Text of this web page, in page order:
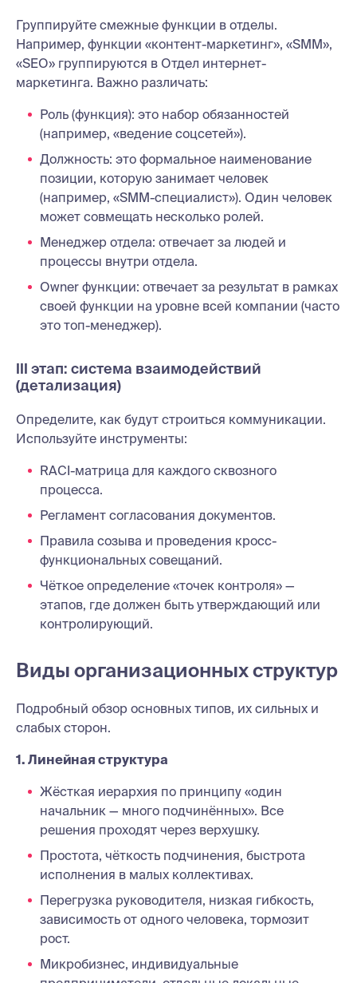
Группируйте смежные функции в отделы.
Например, функции «контент-маркетинг», «SMM»,
«SEO» группируются в Отдел интернет-
маркетинга. Важно различать:
Роль (функция): это набор обязанностей
(например, «ведение соцсетей»).
Должность: это формальное наименование
позиции, которую занимает человек
(например, «SMM-специалист»). Один человек
может совмещать несколько ролей.
Менеджер отдела: отвечает за людей и
процессы внутри отдела.
Owner функции: отвечает за результат в рамках
своей функции на уровне всей компании (часто
это топ-менеджер).
III этап: система взаимодействий
(детализация)
Определите, как будут строиться коммуникации.
Используйте инструменты:
RACI-матрица для каждого сквозного
процесса.
Регламент согласования документов.
Правила созыва и проведения кросс-
функциональных совещаний.
Чёткое определение «точек контроля» —
этапов, где должен быть утверждающий или
контролирующий.
Виды организационных структур
Подробный обзор основных типов, их сильных и
слабых сторон.
1. Линейная структура
Жёсткая иерархия по принципу «один
начальник — много подчинённых». Все
решения проходят через верхушку.
Простота, чёткость подчинения, быстрота
исполнения в малых коллективах.
Перегрузка руководителя, низкая гибкость,
зависимость от одного человека, тормозит
рост.
Микробизнес, индивидуальные